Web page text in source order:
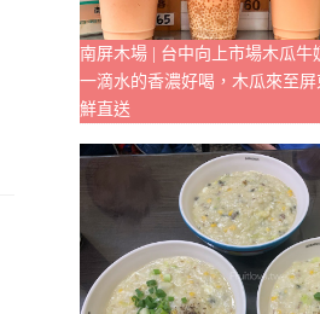
南屏木場 | 台中向上市場木瓜牛
一滴水的香濃好喝，木瓜來至
鮮直送